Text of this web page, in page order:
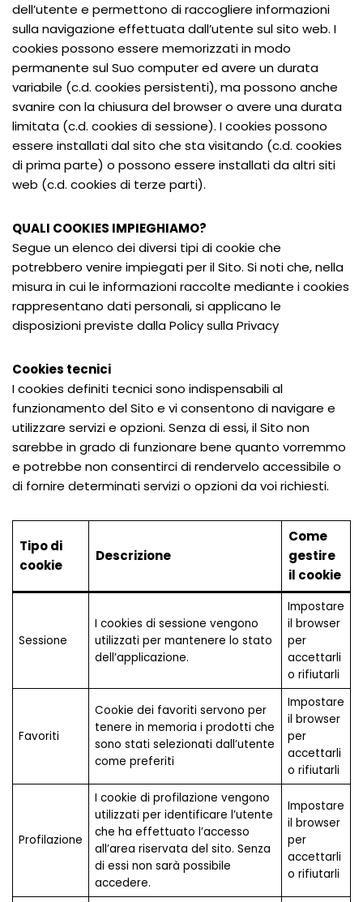
dell’utente e permettono di raccogliere informazioni
sulla navigazione effettuata dall’utente sul sito web. I
cookies possono essere memorizzati in modo
permanente sul Suo computer ed avere un durata
variabile (c.d. cookies persistenti), ma possono anche
svanire con la chiusura del browser o avere una durata
limitata (c.d. cookies di sessione). I cookies possono
essere installati dal sito che sta visitando (c.d. cookies
di prima parte) o possono essere installati da altri siti
web (c.d. cookies di terze parti).
QUALI COOKIES IMPIEGHIAMO?
Segue un elenco dei diversi tipi di cookie che
potrebbero venire impiegati per il Sito. Si noti che, nella
misura in cui le informazioni raccolte mediante i cookies
rappresentano dati personali, si applicano le
disposizioni previste dalla Policy sulla Privacy
Cookies tecnici
I cookies definiti tecnici sono indispensabili al
funzionamento del Sito e vi consentono di navigare e
utilizzare servizi e opzioni. Senza di essi, il Sito non
sarebbe in grado di funzionare bene quanto vorremmo
e potrebbe non consentirci di rendervelo accessibile o
di fornire determinati servizi o opzioni da voi richiesti.
Tipo di
cookie
Descrizione
Come
gestire
il cookie
Sessione
I cookies di sessione vengono
utilizzati per mantenere lo stato
dell’applicazione.
Impostare
il browser
per
accettarli
o rifiutarli
Favoriti
Cookie dei favoriti servono per
tenere in memoria i prodotti che
sono stati selezionati dall’utente
come preferiti
Impostare
il browser
per
accettarli
o rifiutarli
Profilazione
I cookie di profilazione vengono
utilizzati per identificare l’utente
che ha effettuato l’accesso
all’area riservata del sito. Senza
di essi non sarà possibile
accedere.
Impostare
il browser
per
accettarli
o rifiutarli